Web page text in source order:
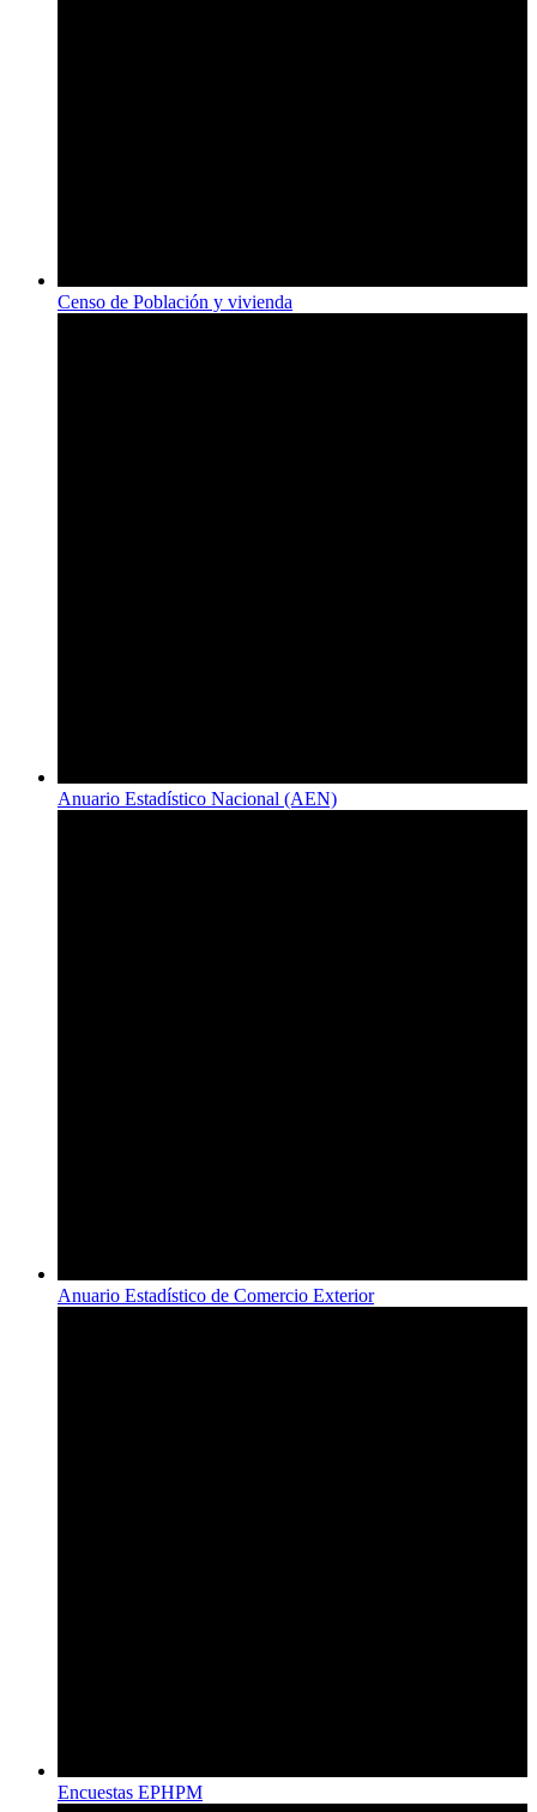
Censo de Población y vivienda
Anuario Estadístico Nacional (AEN)​
Anuario Estadístico de Comercio Exterior
Encuestas EPHPM